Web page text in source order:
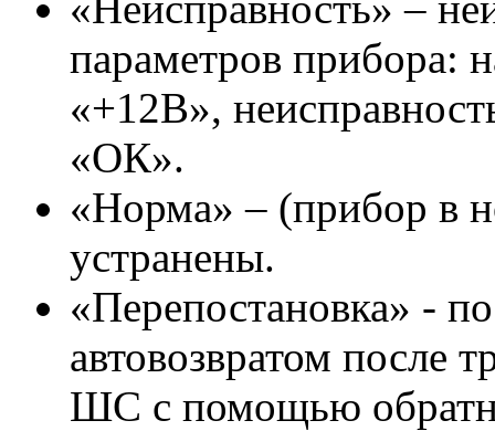
параметров прибора:
«+12В»,
«ОК».
«Норма» – (прибор в
устранены.
«Перепостановка» -
автовозвратом после
ШС с помощью